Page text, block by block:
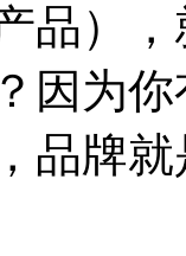
品）
因为你
品牌